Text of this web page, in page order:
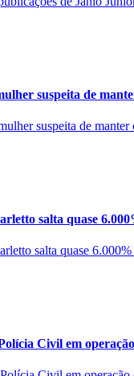
suspeita de
salta quase
Civil em